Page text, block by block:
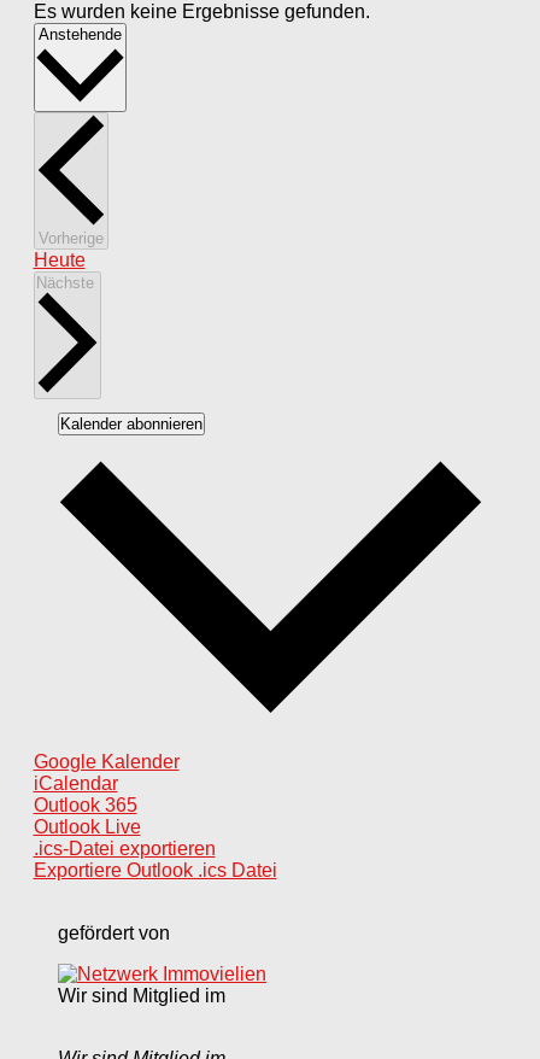
Es wurden keine Ergebnisse gefunden.
Anstehende Datum
VorherigeVeranstaltungen
Heute
Nächste
Kalender abonnieren
Google Kalender
iCalendar
Outlook 365
Outlook Live
.ics-Datei exportieren
Exportiere Outlook .ics Datei
gefördert von
Wir sind Mitglied im